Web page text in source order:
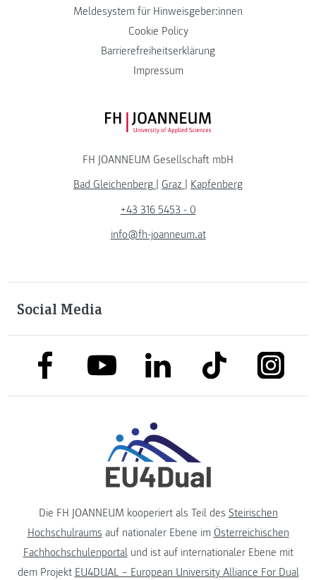
Meldesystem für Hinweisgeber:innen
Cookie Policy
Barrierefreiheitserklärung
Impressum
FH JOANNEUM Logo
FH JOANNEUM Gesellschaft mbH
Bad Gleichenberg
Graz
Kapfenberg
+43 316 5453 - 0
info@fh-joanneum.at
Social Media
link to facebooklink to youtubelink to linkedinlink to tiktok
Die FH JOANNEUM kooperiert als Teil des Steirischen
Hochschulraums auf nationaler Ebene im Österreichischen
Fachhochschulenportalund ist auf internationaler Ebene mit
dem Projekt EU4DUAL – European University Alliance For Dual